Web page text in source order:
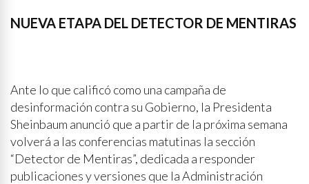
NUEVA ETAPA DEL DETECTOR DE MENTIRAS
Ante lo que calificó como una campaña de
desinformación contra su Gobierno, la Presidenta
Sheinbaum anunció que a partir de la próxima semana
volverá a las conferencias matutinas la sección
“Detector de Mentiras”, dedicada a responder
publicaciones y versiones que la Administración